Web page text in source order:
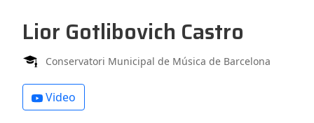
Lior Gotlibovich Castro
Conservatori Municipal de Música de Barcelona
Video